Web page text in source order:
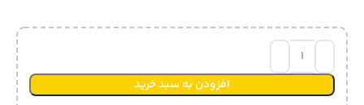
افزودن به سبد خرید